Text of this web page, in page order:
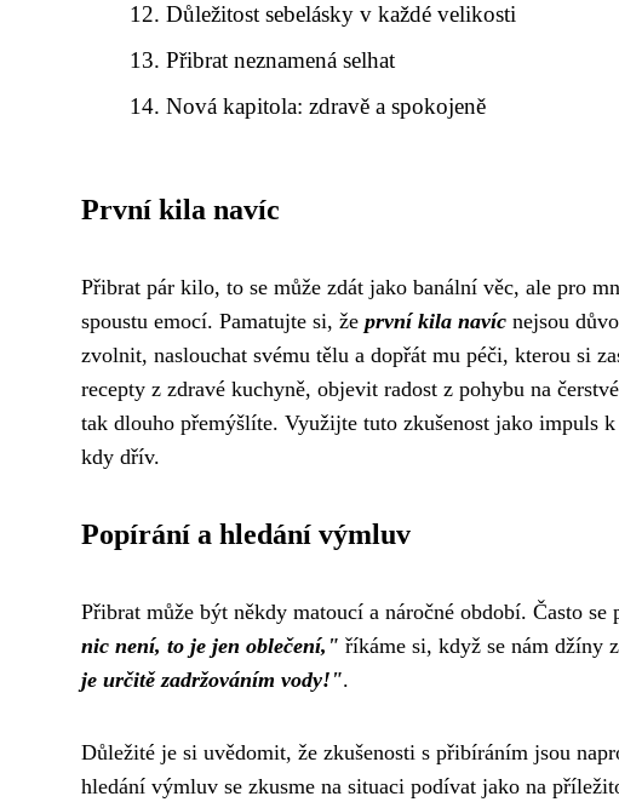
Důležitost sebelásky v každé velikosti
Přibrat neznamená selhat
Nová kapitola: zdravě a spokojeně
První kila navíc
Přibrat pár kilo, to se může zdát jako banální věc, ale pro
spoustu emocí. Pamatujte si, že první kila navíc nejsou
zvolnit, naslouchat svému tělu a dopřát mu péči, kterou si
recepty z zdravé kuchyně, objevit radost z pohybu na
tak dlouho přemýšlíte. Využijte tuto zkušenost jako impuls
kdy dřív.
Popírání a hledání výmluv
Přibrat může být někdy matoucí a náročné období. Často
nic není, to je jen oblečení," říkáme si, když se nám džíny
je určitě zadržováním vody!".
Důležité je si uvědomit, že zkušenosti s přibíráním jsou
hledání výmluv se zkusme na situaci podívat jako na